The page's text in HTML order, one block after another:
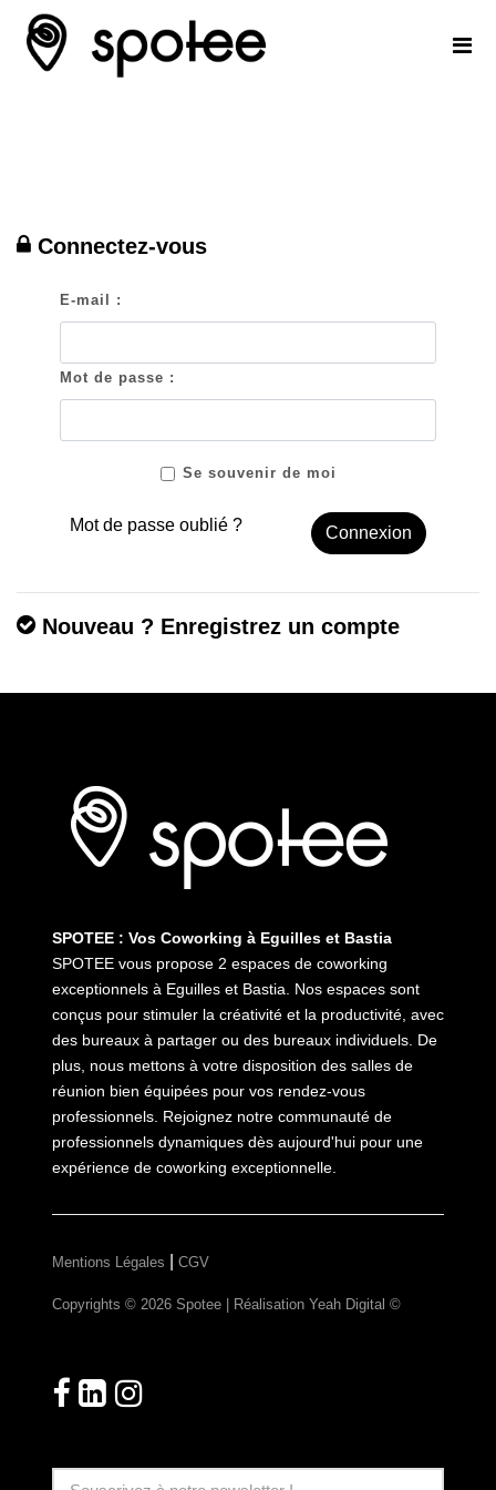
Connectez-vous
E-mail :
Mot de passe :
Se souvenir de moi
Mot de passe oublié ? Connexion
Nouveau ? Enregistrez un compte
SPOTEE : Vos Coworking à Eguilles et Bastia
SPOTEE vous propose 2 espaces de coworking
exceptionnels à Eguilles et Bastia. Nos espaces sont
conçus pour stimuler la créativité et la productivité, avec
des bureaux à partager ou des bureaux individuels. De
plus, nous mettons à votre disposition des salles de
réunion bien équipées pour vos rendez-vous
professionnels. Rejoignez notre communauté de
professionnels dynamiques dès aujourd'hui pour une
expérience de coworking exceptionnelle.
Mentions Légales CGV
Copyrights © 2026 Spotee | Réalisation Yeah Digital ©